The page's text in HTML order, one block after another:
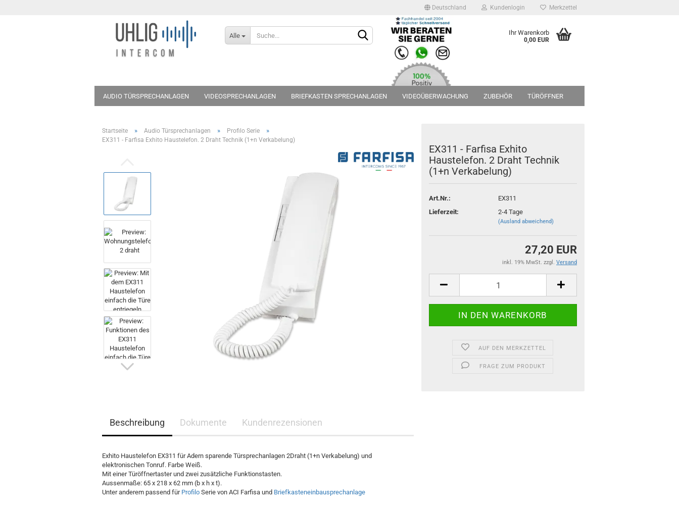
Deutschland Kundenlogin
Passwort vergessen?
Merkzettel
Alle Ihr Warenkorb
0,00 EUR
AUDIO TÜRSPRECHANLAGEN VIDEOSPRECHANLAGEN BRIEFKASTEN SPRECHANLAGEN VIDEOÜBERWACHUNG ZUBEHÖR TÜRÖFFNER
FÜR 6-FAMILIENHAUS FÜR 7-FAMILIENHAUS FÜR 8-FAMILIENHAUS
Startseite » Audio Türsprechanlagen » Profilo Serie »
EX311 - Farfisa Exhito Haustelefon. 2 Draht Technik (1+n Verkabelung)
EX311 - Farfisa Exhito
Haustelefon. 2 Draht Technik
(1+n Verkabelung)
Art.Nr.:
EX311
Lieferzeit:
2-4 Tage
(Ausland abweichend)
27,20 EUR
inkl. 19% MwSt. zzgl. Versand
AUF DEN MERKZETTEL
FRAGE ZUM PRODUKT
Beschreibung Dokumente Kundenrezensionen
Exhito Haustelefon EX311 für Adern sparende Türsprechanlagen 2Draht (1+n Verkabelung) und
elektronischen Tonruf. Farbe Weiß.
Mit einer Türöffnertaster und zwei zusätzliche Funktionstasten.
Aussenmaße: 65 x 218 x 62 mm (b x h x t).
Unter anderem passend für Profilo Serie von ACI Farfisa und Briefkasteneinbausprechanlage